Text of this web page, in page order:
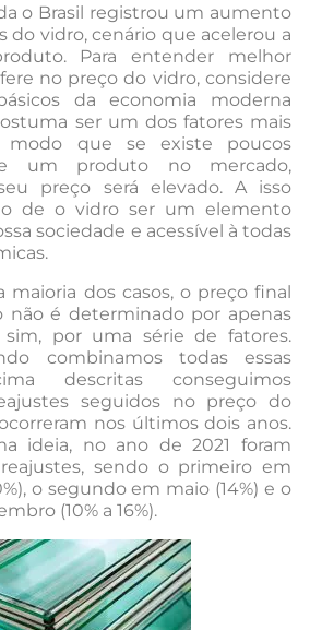
o Brasil registrou um aumento
do vidro, cenário que acelerou a
Para entender melhor
no preço do vidro, considere
da economia moderna
ser um dos fatores mais
modo que se existe poucos
um produto no mercado,
preço será elevado. A isso
de o vidro ser um elemento
sociedade e acessível à todas
maioria dos casos, o preço final
é determinado por apenas
por uma série de fatores.
combinamos todas essas
descritas conseguimos
seguidos no preço do
nos últimos dois anos.
ideia, no ano de 2021 foram
sendo o primeiro em
o segundo em maio (14%) e o
(10% a 16%).